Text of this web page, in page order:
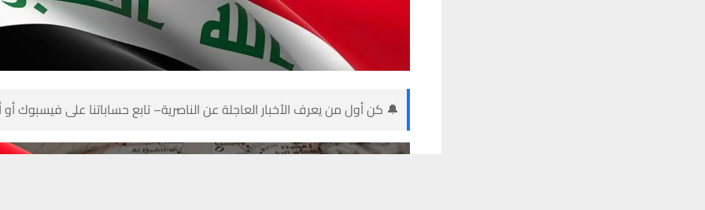
🔔 كن أول من يعرف الأخبار العاجلة عن الناصرية– تابع حساباتنا على فيسبوك